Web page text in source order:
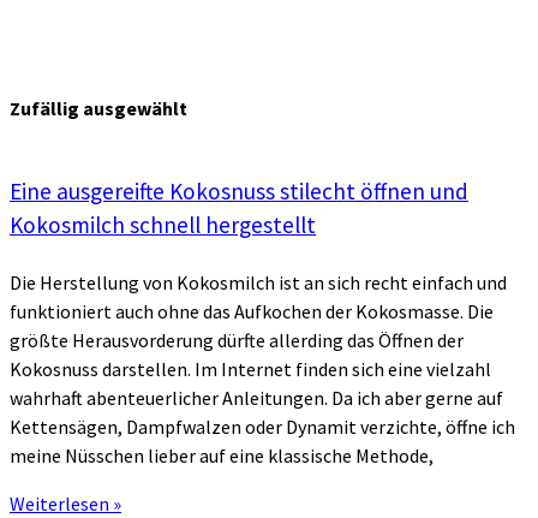
Zufällig ausgewählt
Eine ausgereifte Kokosnuss stilecht öffnen und
Kokosmilch schnell hergestellt
Die Herstellung von Kokosmilch ist an sich recht einfach und
funktioniert auch ohne das Aufkochen der Kokosmasse. Die
größte Herausvorderung dürfte allerding das Öffnen der
Kokosnuss darstellen. Im Internet finden sich eine vielzahl
wahrhaft abenteuerlicher Anleitungen. Da ich aber gerne auf
Kettensägen, Dampfwalzen oder Dynamit verzichte, öffne ich
meine Nüsschen lieber auf eine klassische Methode,
Weiterlesen »